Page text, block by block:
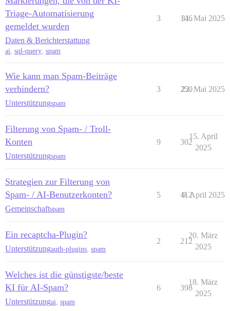
Triage-Automatisierung
gemeldet wurden
Daten & Berichterstattung
ai, sql-query, spam
3 146
31. Mai 2025
Wie kann man Spam-Beiträge
verhindern?
Unterstützungspam
3 250
22. Mai 2025
Filterung von Spam- / Troll-
Konten
Unterstützungspam
9 302
15. April
2025
Strategien zur Filterung von
Spam- / AI-Benutzerkonten?
Gemeinschaftspam
5 412
9. April 2025
Ein recaptcha-Plugin?
Unterstützungauth-plugins spam
2 212
20. März
2025
Welches ist die günstigste/beste
KI für AI-Spam?
Unterstützungai spam
6 398
18. März
2025